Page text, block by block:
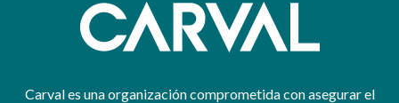
Carval es una organización comprometida con asegurar el